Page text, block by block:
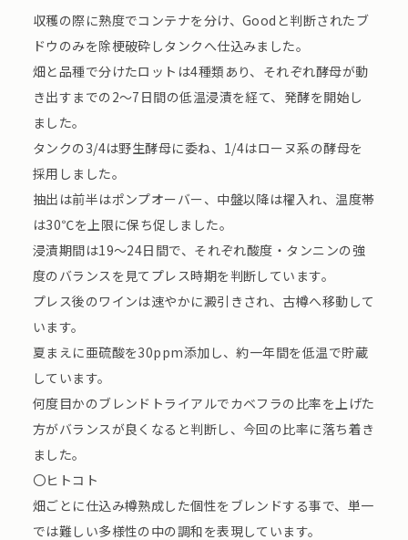
収穫の際に熟度でコンテナを分け、Goodと判断されたブ
ドウのみを除梗破砕しタンクへ仕込みました。
畑と品種で分けたロットは4種類あり、それぞれ酵母が動
き出すまでの2～7日間の低温浸漬を経て、発酵を開始し
ました。
タンクの3/4は野生酵母に委ね、1/4はローヌ系の酵母を
採用しました。
抽出は前半はポンプオーバー、中盤以降は櫂入れ、温度帯
は30℃を上限に保ち促しました。
浸漬期間は19～24日間で、それぞれ酸度・タンニンの強
度のバランスを見てプレス時期を判断しています。
プレス後のワインは速やかに澱引きされ、古樽へ移動して
います。
夏まえに亜硫酸を30ppm添加し、約一年間を低温で貯蔵
しています。
何度目かのブレンドトライアルでカベフラの比率を上げた
方がバランスが良くなると判断し、今回の比率に落ち着き
ました。
〇ヒトコト
畑ごとに仕込み樽熟成した個性をブレンドする事で、単一
では難しい多様性の中の調和を表現しています。